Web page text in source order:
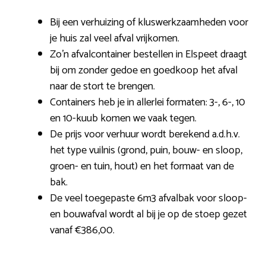
Bij een verhuizing of kluswerkzaamheden voor
je huis zal veel afval vrijkomen.
Zo’n afvalcontainer bestellen in Elspeet draagt
bij om zonder gedoe en goedkoop het afval
naar de stort te brengen.
Containers heb je in allerlei formaten: 3-, 6-, 10
en 10-kuub komen we vaak tegen.
De prijs voor verhuur wordt berekend a.d.h.v.
het type vuilnis (grond, puin, bouw- en sloop,
groen- en tuin, hout) en het formaat van de
bak.
De veel toegepaste 6m3 afvalbak voor sloop-
en bouwafval wordt al bij je op de stoep gezet
vanaf €386,00.